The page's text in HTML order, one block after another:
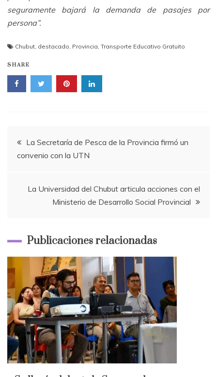
seguramente bajará la demanda de pasajes por
persona”.
Chubut, destacado, Provincia, Transporte Educativo Gratuito
SHARE
Navegación
de
entradas
La Secretaría de Pesca de la Provincia firmó un
convenio con la UTN
La Universidad del Chubut articula acciones con el
Ministerio de Desarrollo Social Provincial
Publicaciones relacionadas